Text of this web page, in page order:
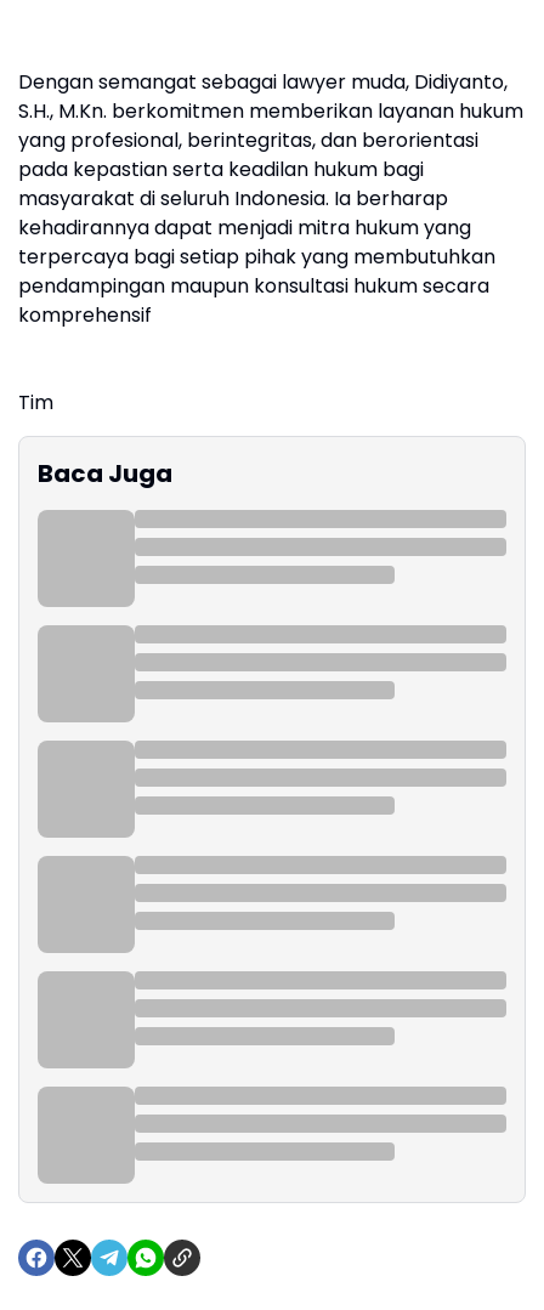
Dengan semangat sebagai lawyer muda, Didiyanto,
S.H., M.Kn. berkomitmen memberikan layanan hukum
yang profesional, berintegritas, dan berorientasi
pada kepastian serta keadilan hukum bagi
masyarakat di seluruh Indonesia. Ia berharap
kehadirannya dapat menjadi mitra hukum yang
terpercaya bagi setiap pihak yang membutuhkan
pendampingan maupun konsultasi hukum secara
komprehensif
Tim
Baca Juga